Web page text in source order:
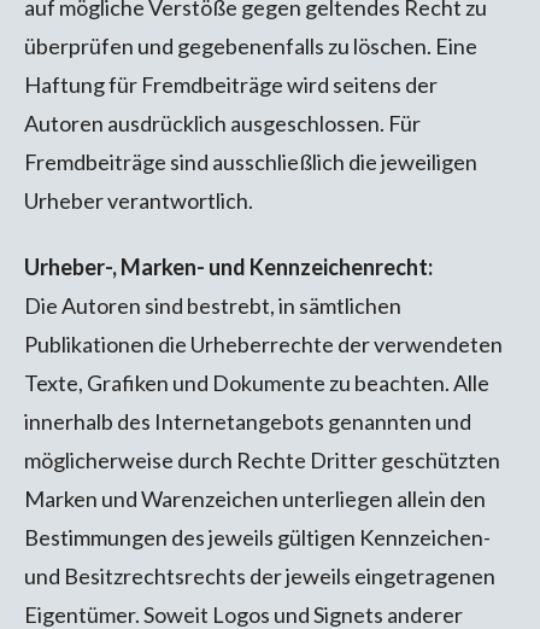
auf mögliche Verstöße gegen geltendes Recht zu
überprüfen und gegebenenfalls zu löschen. Eine
Haftung für Fremdbeiträge wird seitens der
Autoren ausdrücklich ausgeschlossen. Für
Fremdbeiträge sind ausschließlich die jeweiligen
Urheber verantwortlich.
Urheber-, Marken- und Kennzeichenrecht:
Die Autoren sind bestrebt, in sämtlichen
Publikationen die Urheberrechte der verwendeten
Texte, Grafiken und Dokumente zu beachten. Alle
innerhalb des Internetangebots genannten und
möglicherweise durch Rechte Dritter geschützten
Marken und Warenzeichen unterliegen allein den
Bestimmungen des jeweils gültigen Kennzeichen-
und Besitzrechtsrechts der jeweils eingetragenen
Eigentümer. Soweit Logos und Signets anderer